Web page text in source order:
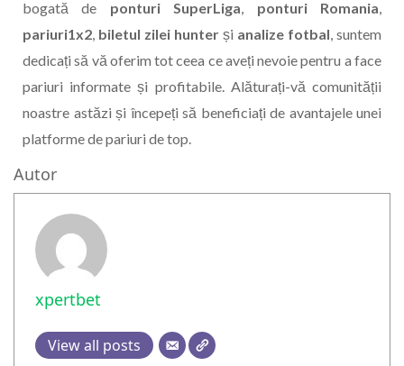
bogată de ponturi SuperLiga, ponturi Romania,
pariuri1x2, biletul zilei hunter și analize fotbal, suntem
dedicați să vă oferim tot ceea ce aveți nevoie pentru a face
pariuri informate și profitabile. Alăturați-vă comunității
noastre astăzi și începeți să beneficiați de avantajele unei
platforme de pariuri de top.
Autor
xpertbet
View all posts